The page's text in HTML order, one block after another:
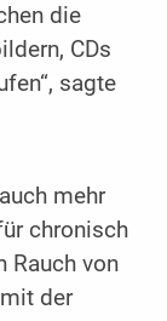
die
CDs
sagte
mehr
chronisch
Rauch von
der